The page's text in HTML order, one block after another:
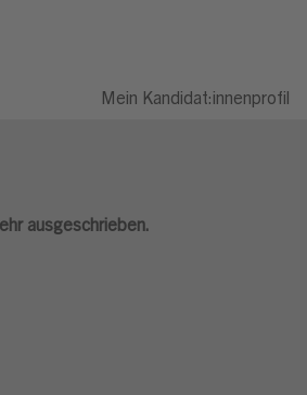
Mein Kandidat:innenprofil
ausgeschrieben.